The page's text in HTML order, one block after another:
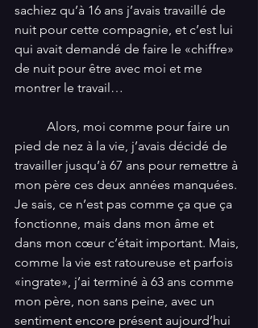
sachiez qu’à 16 ans j’avais travaillé de
nuit pour cette compagnie, et c’est lui
qui avait demandé de faire le «chiffre»
de nuit pour être avec moi et me
montrer le travail…
pied de nez à la vie, j’avais décidé de
travailler jusqu’à 67 ans pour remettre à
mon père ces deux années manquées.
Je sais, ce n’est pas comme ça que ça
fonctionne, mais dans mon âme et
dans mon cœur c’était important. Mais,
comme la vie est ratoureuse et parfois
«ingrate», j’ai terminé à 63 ans comme
mon père, non sans peine, avec un
sentiment encore présent aujourd’hui